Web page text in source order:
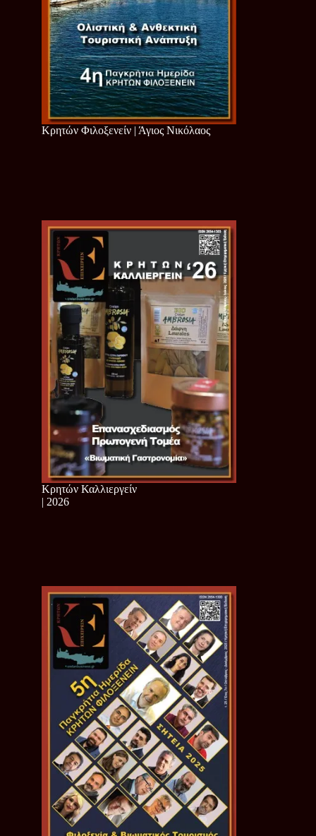
Κρητών Φιλοξενείν | Άγιος Νικόλαος
Κρητών Καλλιεργείν
| 2026